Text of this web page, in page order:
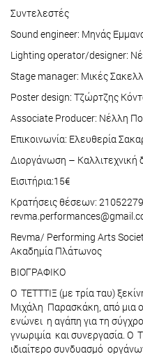
Συντελεστές
Sound engineer: Μηνάς
Lighting operator/designer:
Stage manager: Μικές
Poster design: Τζώρτζης
Associate Producer: Νέλλη
Επικοινωνία: Ελευθερία
Διοργάνωση – Καλλιτεχνική
Εισιτήρια:15€
Κρατήσεις θέσεων:
Revma/ Performing Arts
Ακαδημία Πλάτωνος
ΒΙΟΓΡΑΦΙΚΟ
Ο ΤΕΤΤΤΙΞ (με τρία ταυ)
Μιχάλη Παρασκάκη, από μια
ενώνει η αγάπη για τη
γνωριμία και συνεργασία. Ο
ιδιαίτερο συνδυασμό